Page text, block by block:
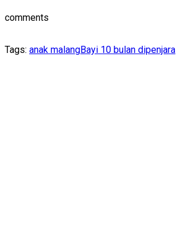
comments
Tags: anak malangBayi 10 bulan dipenjara